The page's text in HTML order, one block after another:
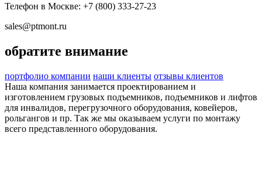
Телефон в Москве: +7 (800) 333-27-23
sales@ptmont.ru
обратите внимание
портфолио компании наши клиенты отзывы клиентов
Наша компания занимается проектированием и
изготовлением грузовых подъемников, подъемников и лифтов
для инвалидов, перегрузочного оборудования, ковейеров,
рольгангов и пр. Так же мы оказываем услуги по монтажу
всего представленного оборудования.